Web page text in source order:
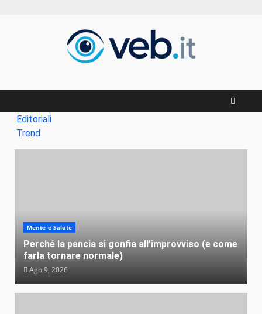
Editoriali
Trend
Mente e Salute
Perché la pancia si gonfia all’improvviso (e come
farla tornare normale)
Ago 9, 2026